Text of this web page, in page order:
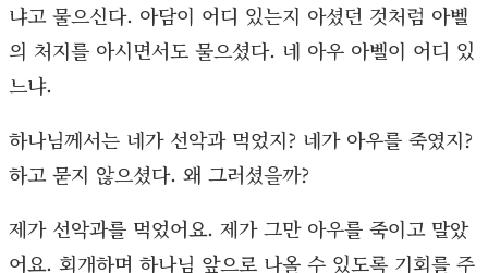
냐고 물으신다. 아담이 어디 있는지 아셨던 것처럼 아벨
의 처지를 아시면서도 물으셨다. 네 아우 아벨이 어디 있
느냐.
하나님께서는 네가 선악과 먹었지? 네가 아우를 죽였지?
하고 묻지 않으셨다. 왜 그러셨을까?
제가 선악과를 먹었어요. 제가 그만 아우를 죽이고 말았
어요. 회개하며 하나님 앞으로 나올 수 있도록 기회를 주